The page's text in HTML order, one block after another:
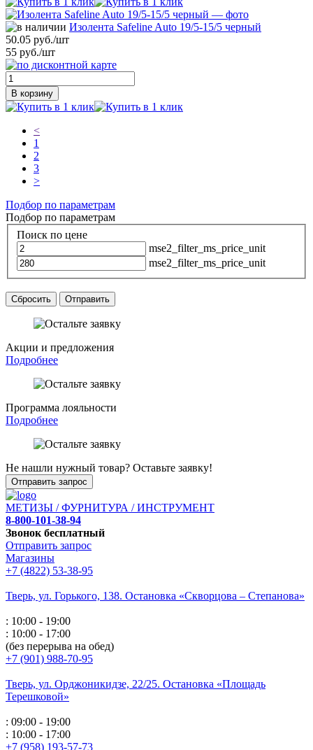
Изолента Safeline Auto 19/5-15/5 черный
50.05 руб./шт
55 руб./шт
В корзину
<
1
2
3
>
Подбор по параметрам
Подбор по параметрам
Поиск по цене
mse2_filter_ms_price_unit
mse2_filter_ms_price_unit
Сбросить Отправить
Акции и предложения
Подробнее
Программа лояльности
Подробнее
Не нашли нужный товар? Оставьте заявку!
Отправить запрос
МЕТИЗЫ / ФУРНИТУРА / ИНСТРУМЕНТ
8-800-101-38-94
Звонок бесплатный
Отправить запрос
Магазины
+7 (4822) 53-38-95
Тверь, ул. Горького, 138. Остановка «Скворцова – Степанова»
: 10:00 - 19:00
: 10:00 - 17:00
(без перерыва на обед)
+7 (901) 988-70-95
Тверь, ул. Орджоникидзе, 22/25. Остановка «Площадь
Терешковой»
: 09:00 - 19:00
: 10:00 - 17:00
+7 (958) 193-57-73